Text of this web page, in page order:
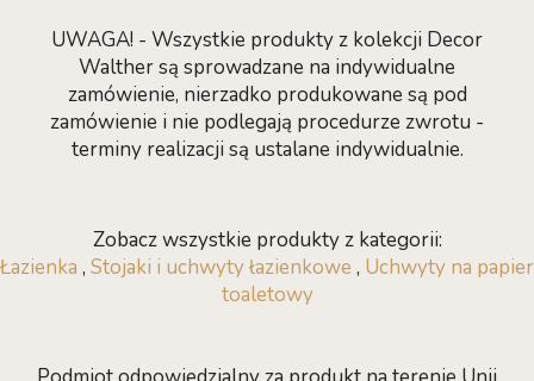
UWAGA! - Wszystkie produkty z kolekcji Decor
Walther są sprowadzane na indywidualne
zamówienie, nierzadko produkowane są pod
zamówienie i nie podlegają procedurze zwrotu -
terminy realizacji są ustalane indywidualnie.
Zobacz wszystkie produkty z kategorii:
Łazienka , Stojaki i uchwyty łazienkowe , Uchwyty na papier
toaletowy